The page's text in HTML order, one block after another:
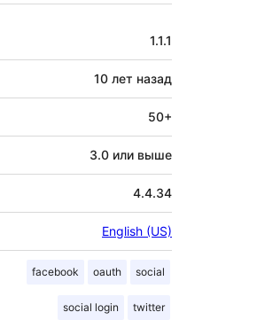
1.1.1
10 лет назад
50+
3.0 или выше
4.4.34
English (US)
facebook oauth social
social login twitter